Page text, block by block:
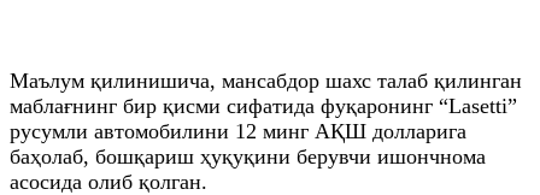
Маълум қилинишича, мансабдор шахс талаб қилинган
маблағнинг бир қисми сифатида фуқаронинг “Lasetti”
русумли автомобилини 12 минг АҚШ долларига
баҳолаб, бошқариш ҳуқуқини берувчи ишончнома
асосида олиб қолган.